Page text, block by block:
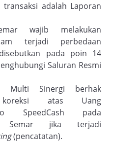
transaksi adalah Laporan
wajib melakukan
terjadi perbedaan
pada poin 14
Saluran Resmi
Multi Sinergi berhak
koreksi atas Uang
SpeedCash pada
Semar jika terjadi
(pencatatan).